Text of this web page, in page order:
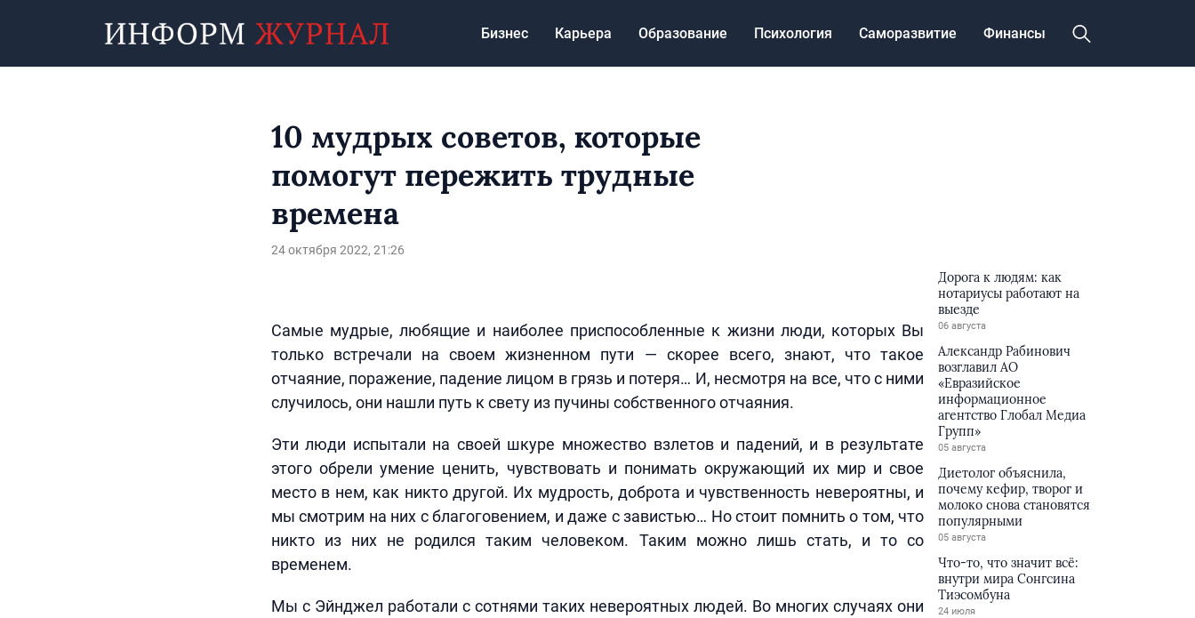
Бизнес Карьера Образование Психология Саморазвитие Финансы
10 мудрых советов, которые
помогут пережить трудные
времена
24 октября 2022, 21:26
Самые мудрые, любящие и наиболее приспособленные к жизни люди, которых Вы
только встречали на своем жизненном пути — скорее всего, знают, что такое
отчаяние, поражение, падение лицом в грязь и потеря… И, несмотря на все, что с ними
случилось, они нашли путь к свету из пучины собственного отчаяния.
Эти люди испытали на своей шкуре множество взлетов и падений, и в результате
этого обрели умение ценить, чувствовать и понимать окружающий их мир и свое
место в нем, как никто другой. Их мудрость, доброта и чувственность невероятны, и
мы смотрим на них с благоговением, и даже с завистью… Но стоит помнить о том, что
никто из них не родился таким человеком. Таким можно лишь стать, и то со
временем.
Мы с Эйнджел работали с сотнями таких невероятных людей. Во многих случаях они
Дорога к людям: как
нотариусы работают на
выезде
06 августа
Александр Рабинович
возглавил АО
«Евразийское
информационное
агентство Глобал Медиа
Групп»
05 августа
Диетолог объяснила,
почему кефир, творог и
молоко снова становятся
популярными
05 августа
Что-то, что значит всё:
внутри мира Сонгсина
Тиэсомбуна
24 июля